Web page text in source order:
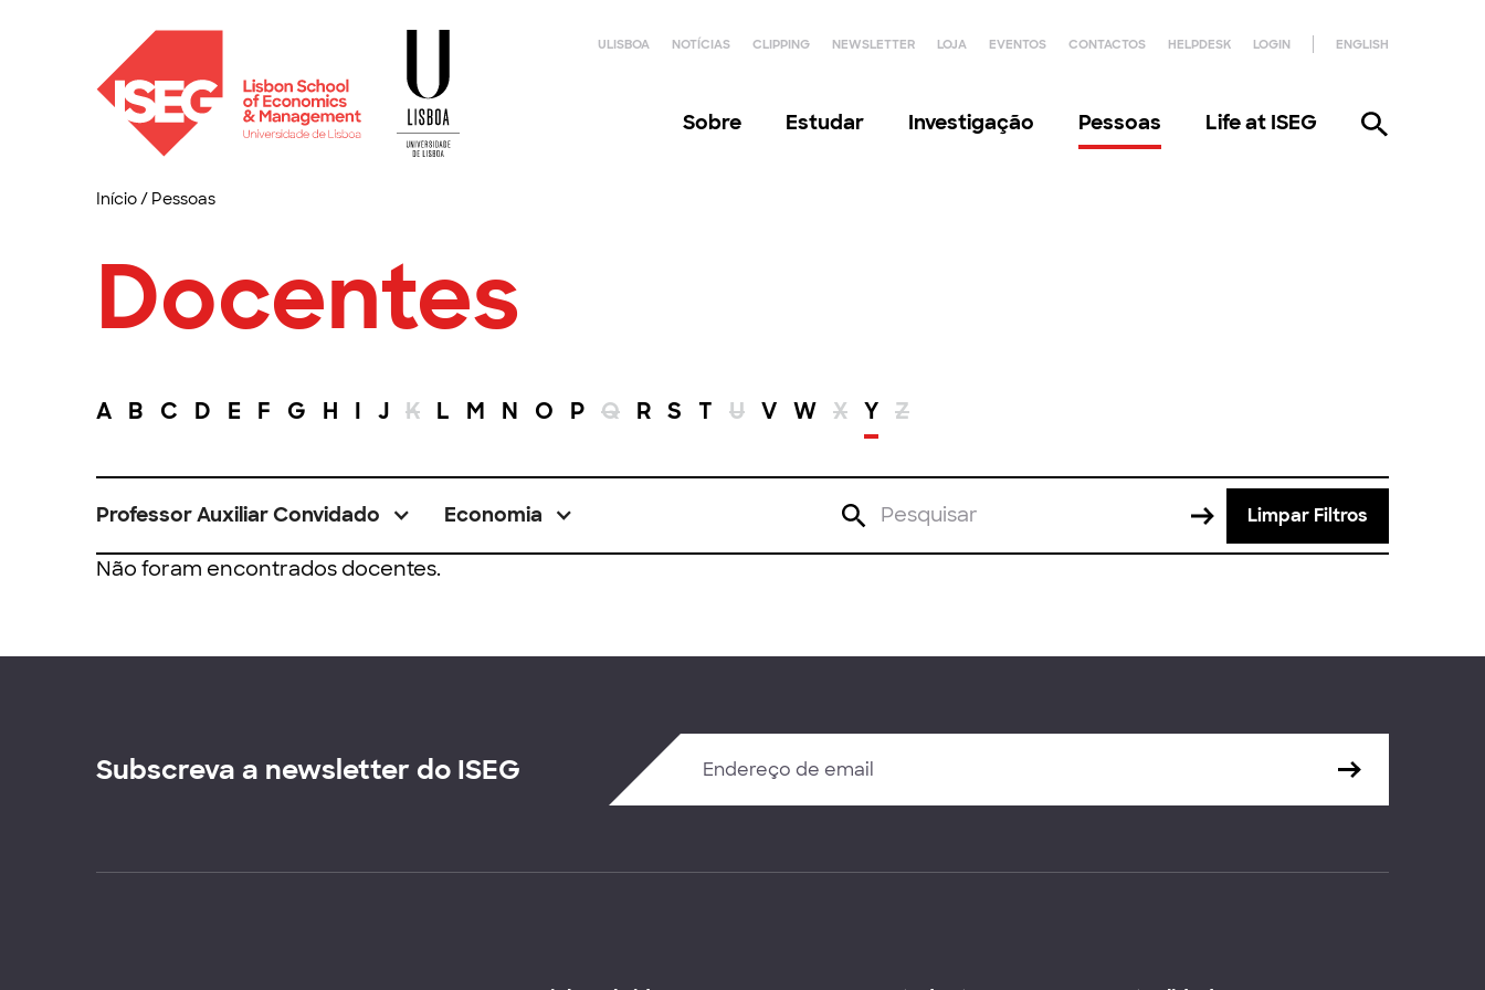
ULISBOA NOTÍCIAS CLIPPING NEWSLETTER LOJA EVENTOS CONTACTOS HELPDESK LOGIN ENGLISH
Sobre Estudar Investigação Pessoas Life at ISEG
Início/ Pessoas
Docentes
A B C D E F G H I J K L M N O P Q R S T U V W X Y Z
Professor Auxiliar Convidado Economia Limpar Filtros
Não foram encontrados docentes.
Subscreva a newsletter do ISEG